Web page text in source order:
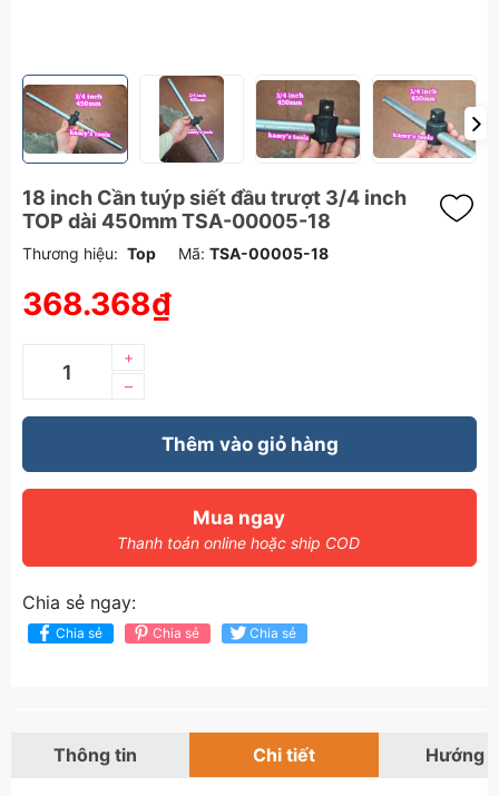
18 inch Cần tuýp siết đầu trượt 3/4 inch
TOP dài 450mm TSA-00005-18
Thương hiệu: Top Mã: TSA-00005-18
368.368₫
–
+
Thêm vào giỏ hàng
Mua ngay
Thanh toán online hoặc ship COD
Chia sẻ ngay:
Chia sẻ Chia sẻ Chia sẻ
Thông tin Chi tiết Hướng